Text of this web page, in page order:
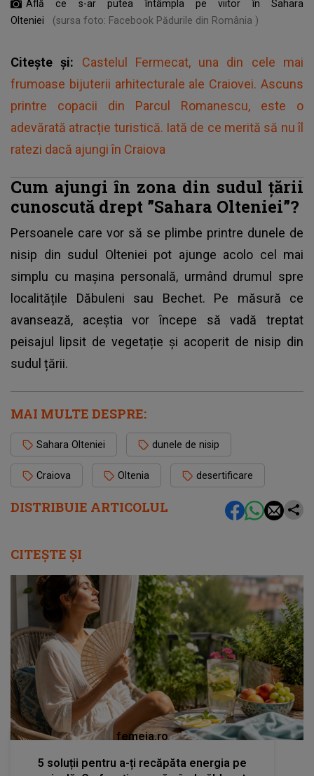
DISTRIBUIE ARTICOLUL
Află ce s-ar putea întâmpla pe viitor în Sahara
Olteniei
(sursa foto: Facebook Pădurile din România )
Citește și: Castelul Fermecat, una din cele mai
frumoase bijuterii arhitecturale ale Craiovei. Ascuns
printre copacii din Parcul Romanescu, este o
adevărată atracție turistică. Iată de ce merită să nu îl
ratezi dacă ajungi în Craiova
Cum ajungi în zona din sudul țării
cunoscută drept ”Sahara Olteniei”?
Persoanele care vor să se plimbe printre dunele de
nisip din sudul Olteniei pot ajunge acolo cel mai
simplu cu mașina personală, urmând drumul spre
localitățile Dăbuleni sau Bechet. Pe măsură ce
avansează, aceștia vor începe să vadă treptat
peisajul lipsit de vegetație și acoperit de nisip din
sudul țării.
MAI MULTE DESPRE:
Sahara Olteniei dunele de nisip
Craiova Oltenia desertificare
CITEȘTE ȘI
femeia.ro
5 soluții pentru a-ți recăpăta energia pe